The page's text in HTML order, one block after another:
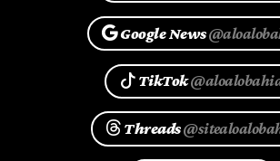
Google News
TikTok
Threads